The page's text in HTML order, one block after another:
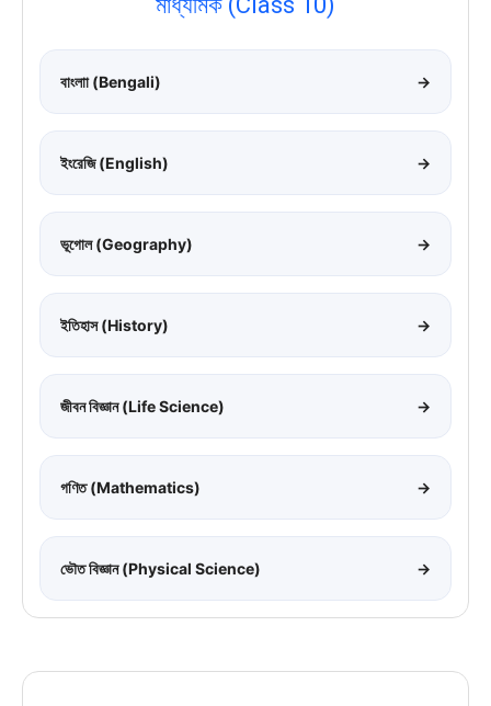
বাংলাা (Bengali) →
ইংরেজি (English) →
ভূগোল (Geography) →
ইতিহাস (History) →
জীবন বিজ্ঞান (Life Science) →
গণিত (Mathematics) →
ভৌত বিজ্ঞান (Physical Science) →